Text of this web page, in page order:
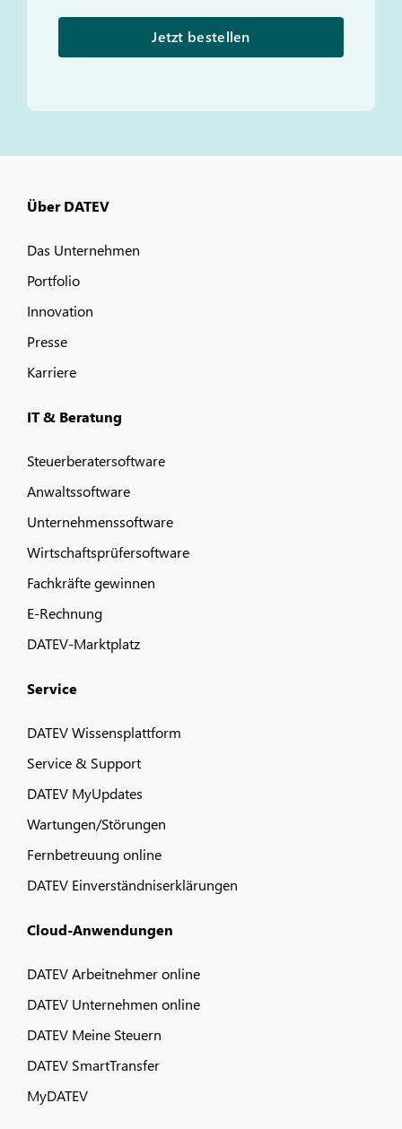
Jetzt bestellen
Über DATEV
Das Unternehmen
Portfolio
Innovation
Presse
Karriere
IT & Beratung
Steuerberatersoftware
Anwaltssoftware
Unternehmenssoftware
Wirtschaftsprüfersoftware
Fachkräfte gewinnen
E-Rechnung
DATEV-Marktplatz
Service
DATEV Wissensplattform
Service & Support
DATEV MyUpdates
Wartungen/Störungen
Fernbetreuung online
DATEV Einverständniserklärungen
Cloud-Anwendungen
DATEV Arbeitnehmer online
DATEV Unternehmen online
DATEV Meine Steuern
DATEV SmartTransfer
MyDATEV